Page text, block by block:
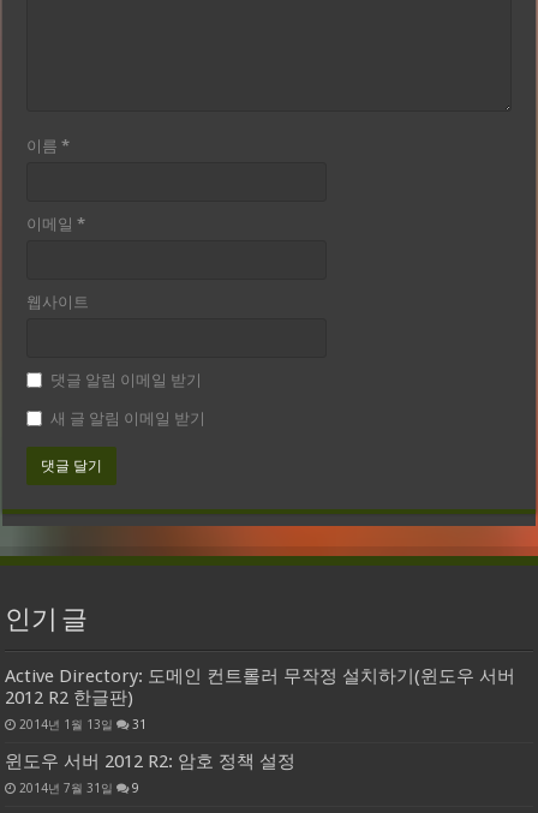
이름*
이메일*
웹사이트
댓글 알림 이메일 받기
새 글 알림 이메일 받기
인기 글
Active Directory: 도메인 컨트롤러 무작정 설치하기(윈도우 서버
2012 R2 한글판)
2014년 1월 13일 31
윈도우 서버 2012 R2: 암호 정책 설정
2014년 7월 31일 9